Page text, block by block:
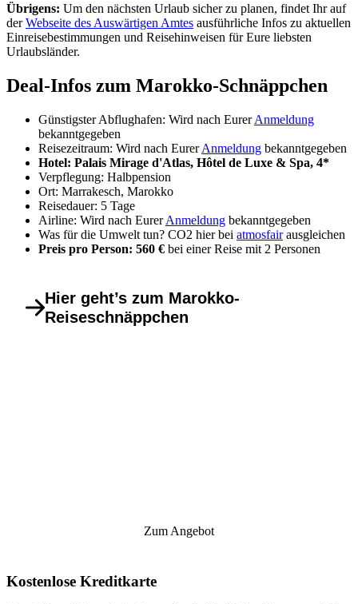
Übrigens: Um den nächsten Urlaub sicher zu planen, findet Ihr auf
derWebseite des Auswärtigen Amtes ausführliche Infos zu aktuellen
Einreisebestimmungen und Reisehinweisen für Eure liebsten
Urlaubsländer.
Deal-Infos zum Marokko-Schnäppchen
Günstigster Abflughafen: Wird nach EurerAnmeldung
bekanntgegeben
Reisezeitraum: Wird nach EurerAnmeldung bekanntgegeben
Hotel: Palais Mirage d'Atlas, Hôtel de Luxe & Spa, 4*
Verpflegung: Halbpension
Ort: Marrakesch, Marokko
Reisedauer: 5 Tage
Airline: Wird nach EurerAnmeldung bekanntgegeben
Was für die Umwelt tun? CO2 hier bei atmosfairausgleichen
Preis pro Person: 560 € bei einer Reise mit 2 Personen
Hier geht’s zum Marokko-
Reiseschnäppchen
Zum Angebot
Kostenlose Kreditkarte